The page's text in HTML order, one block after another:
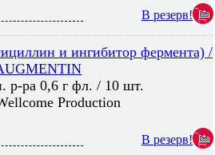
В резерв!
и ингибитор фермента) /
р-ра 0,6 г фл. / 10 шт.
Production
В резерв!